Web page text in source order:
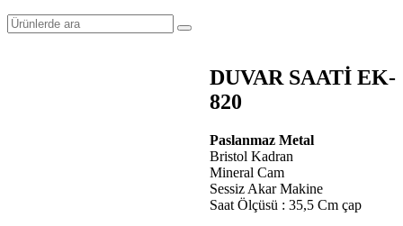
DUVAR SAATİ EK-
820
Paslanmaz Metal
Bristol Kadran
Mineral Cam
Sessiz Akar Makine
Saat Ölçüsü : 35,5 Cm çap